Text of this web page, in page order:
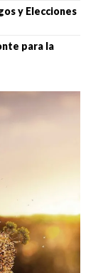
y Elecciones
para la